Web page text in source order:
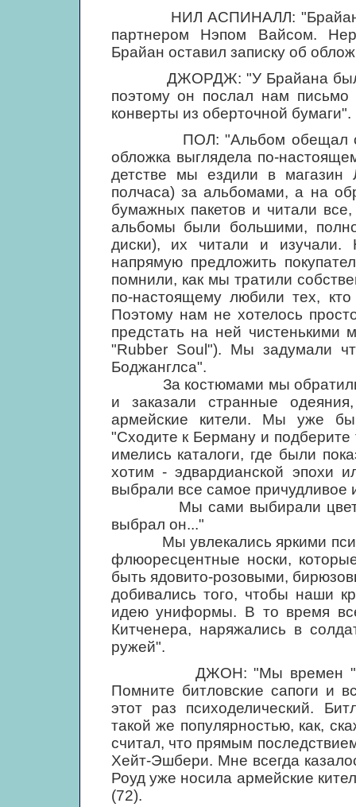
НИЛ АСПИНАЛЛ: "Брайан
партнером Нэпом Вайсом.
Брайан оставил записку об
ДЖОРДЖ: "У Брайана было
поэтому он послал нам
конверты из оберточной бумаги".
ПОЛ: "Альбом обещал
обложка выглядела по-
детстве мы ездили в магазин
полчаса) за альбомами, а на
бумажных пакетов и читали
альбомы были большими,
диски), их читали и
напрямую предложить
помнили, как мы тратили
по-настоящему любили тех,
Поэтому нам не хотелось
предстать на ней чистенькими
"Rubber Soul"). Мы задумали
Боджанглса".
За костюмами мы
и заказали странные
армейские кители. Мы уже
"Сходите к Берману и
имелись каталоги, где были
хотим - эдвардианской эпохи
выбрали все самое
Мы сами выбирали цвета и
выбрал он..."
Мы увлекались яркими
флюоресцентные носки,
быть ядовито-розовыми,
добивались того, чтобы наши
идею униформы. В то время
Китченера, наряжались в
ружей".
ДЖОН: "Мы времен
Помните битловские сапоги и
этот раз психоделический.
такой же популярностью, как,
считал, что прямым
Хейт-Эшбери. Мне всегда
Роуд уже носила армейские
(72).